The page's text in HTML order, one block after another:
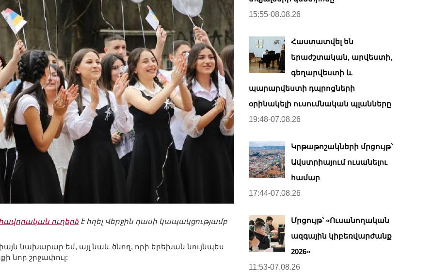
ուղերձ է հղել Վերջին դասի կապակցությամբ
նախարար եմ, այլ նաև ծնող, որի երեխան նույնպես
նոր շրջափուլ:
15:55-08.08.26
Հաստատվել են
երաժշտական, արվեստի,
գեղարվեստի և
պարարվեստի դպրոցների
օրինակելի ուսումնական պլանները
19:48-07.08.26
Կրթաթոշակների մրցույթ՝
Ավստրիայում ուսանելու
համար
17:44-07.08.26
Մրցույթ՝ «Ուսանողական
ազգային կիբեռվարժանք
2026»
11:53-07.08.26